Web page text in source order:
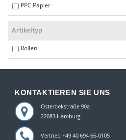
PPC Papier
Artikeltyp
Rollen
KONTAKTIEREN SIE UNS
Osterbekstraße 90a
22083 Hamburg
Vertrieb +49 40 694 66-0105